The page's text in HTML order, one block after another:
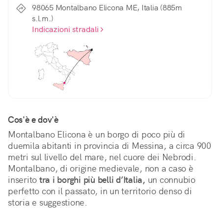
98065 Montalbano Elicona ME, Italia (885m
s.l.m.)
Indicazioni stradali
Cos'è e dov'è
Montalbano Elicona è un borgo di poco più di
duemila abitanti in provincia di Messina, a circa 900
metri sul livello del mare, nel cuore dei Nebrodi.
Montalbano, di origine medievale, non a caso è
inserito tra i borghi più belli d’Italia, un connubio
perfetto con il passato, in un territorio denso di
storia e suggestione.